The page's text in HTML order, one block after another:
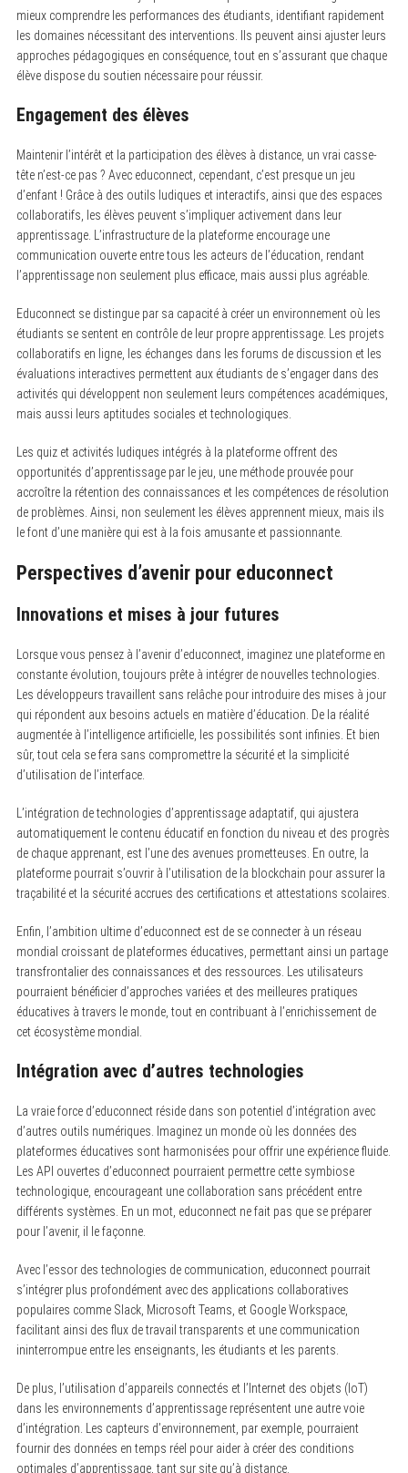
mieux comprendre les performances des étudiants, identifiant rapidement
les domaines nécessitant des interventions. Ils peuvent ainsi ajuster leurs
approches pédagogiques en conséquence, tout en s’assurant que chaque
élève dispose du soutien nécessaire pour réussir.
Engagement des élèves
Maintenir l’intérêt et la participation des élèves à distance, un vrai casse-
tête n’est-ce pas ? Avec educonnect, cependant, c’est presque un jeu
d’enfant ! Grâce à des outils ludiques et interactifs, ainsi que des espaces
collaboratifs, les élèves peuvent s’impliquer activement dans leur
apprentissage. L’infrastructure de la plateforme encourage une
communication ouverte entre tous les acteurs de l’éducation, rendant
l’apprentissage non seulement plus efficace, mais aussi plus agréable.
Educonnect se distingue par sa capacité à créer un environnement où les
étudiants se sentent en contrôle de leur propre apprentissage. Les projets
collaboratifs en ligne, les échanges dans les forums de discussion et les
évaluations interactives permettent aux étudiants de s’engager dans des
activités qui développent non seulement leurs compétences académiques,
mais aussi leurs aptitudes sociales et technologiques.
Les quiz et activités ludiques intégrés à la plateforme offrent des
opportunités d’apprentissage par le jeu, une méthode prouvée pour
accroître la rétention des connaissances et les compétences de résolution
de problèmes. Ainsi, non seulement les élèves apprennent mieux, mais ils
le font d’une manière qui est à la fois amusante et passionnante.
Perspectives d’avenir pour educonnect
Innovations et mises à jour futures
Lorsque vous pensez à l’avenir d’educonnect, imaginez une plateforme en
constante évolution, toujours prête à intégrer de nouvelles technologies.
Les développeurs travaillent sans relâche pour introduire des mises à jour
qui répondent aux besoins actuels en matière d’éducation. De la réalité
augmentée à l’intelligence artificielle, les possibilités sont infinies. Et bien
sûr, tout cela se fera sans compromettre la sécurité et la simplicité
d’utilisation de l’interface.
L’intégration de technologies d’apprentissage adaptatif, qui ajustera
automatiquement le contenu éducatif en fonction du niveau et des progrès
de chaque apprenant, est l’une des avenues prometteuses. En outre, la
plateforme pourrait s’ouvrir à l’utilisation de la blockchain pour assurer la
traçabilité et la sécurité accrues des certifications et attestations scolaires.
Enfin, l’ambition ultime d’educonnect est de se connecter à un réseau
mondial croissant de plateformes éducatives, permettant ainsi un partage
transfrontalier des connaissances et des ressources. Les utilisateurs
pourraient bénéficier d’approches variées et des meilleures pratiques
éducatives à travers le monde, tout en contribuant à l’enrichissement de
cet écosystème mondial.
Intégration avec d’autres technologies
La vraie force d’educonnect réside dans son potentiel d’intégration avec
d’autres outils numériques. Imaginez un monde où les données des
plateformes éducatives sont harmonisées pour offrir une expérience fluide.
Les API ouvertes d’educonnect pourraient permettre cette symbiose
technologique, encourageant une collaboration sans précédent entre
différents systèmes. En un mot, educonnect ne fait pas que se préparer
pour l’avenir, il le façonne.
Avec l’essor des technologies de communication, educonnect pourrait
s’intégrer plus profondément avec des applications collaboratives
populaires comme Slack, Microsoft Teams, et Google Workspace,
facilitant ainsi des flux de travail transparents et une communication
ininterrompue entre les enseignants, les étudiants et les parents.
De plus, l’utilisation d’appareils connectés et l’Internet des objets (IoT)
dans les environnements d’apprentissage représentent une autre voie
d’intégration. Les capteurs d’environnement, par exemple, pourraient
fournir des données en temps réel pour aider à créer des conditions
optimales d’apprentissage, tant sur site qu’à distance.